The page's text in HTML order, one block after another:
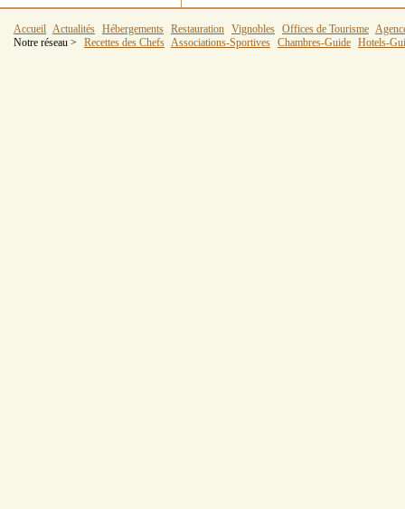
Accueil Actualités Hébergements Restauration Vignobles Offices de Tourisme
Notre réseau >
Recettes des Chefs Associations-Sportives Chambres-Guide Hotels-